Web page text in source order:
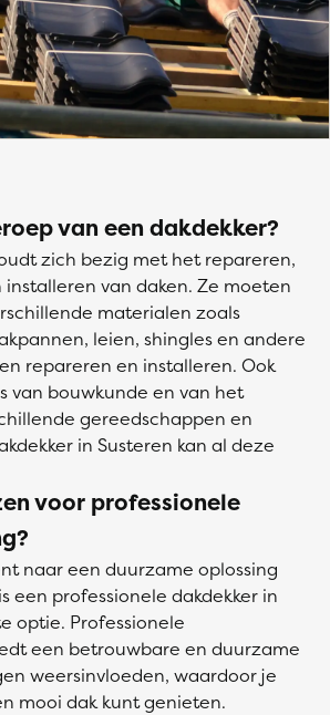
van een dakdekker?
zich bezig met het repareren,
van daken. Ze moeten
materialen zoals
leien, shingles en andere
repareren en installeren. Ook
van bouwkunde en van het
gereedschappen en
in Susteren kan al deze
voor professionele
naar een duurzame oplossing
een professionele dakdekker in
optie. Professionele
een betrouwbare en duurzame
weersinvloeden, waardoor je
mooi dak kunt genieten.